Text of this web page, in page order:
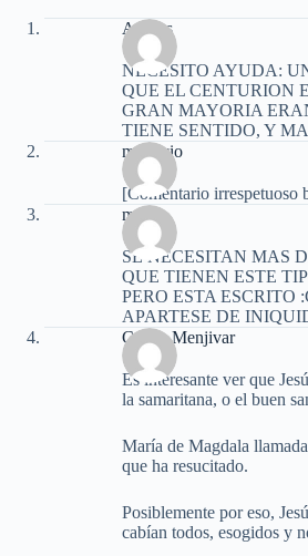
Andres
NECESITO AYUDA:
QUE EL CENTURION
GRAN MAYORIA
TIENE SENTIDO, Y
mauricio
[Comentario
mael
SE NECESITAN MAS
QUE TIENEN ESTE
PERO ESTA ESCRITO
APARTESE DE
Carlos Menjivar
Es interesante ver que
la samaritana, o el buen
María de Magdala
que ha resucitado.
Posiblemente por eso,
cabían todos, esogidos y